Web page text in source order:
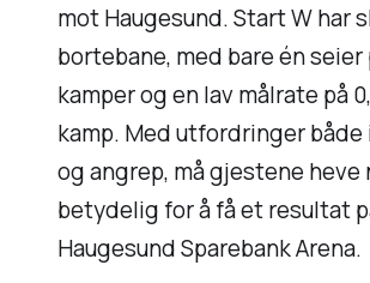
mot Haugesund. Start W har
bortebane, med bare én seier
kamper og en lav målrate på
kamp. Med utfordringer både
og angrep, må gjestene heve
betydelig for å få et resultat
Haugesund Sparebank Arena.